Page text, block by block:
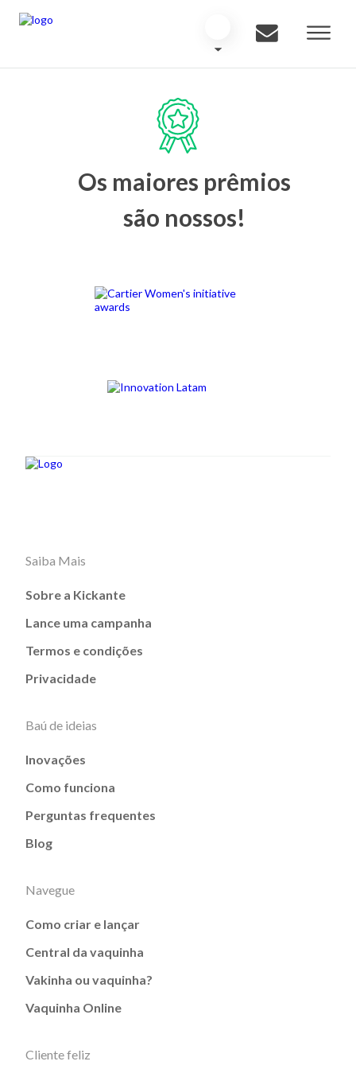
Os maiores prêmios
são nossos!
Saiba Mais
Sobre a Kickante
Lance uma campanha
Termos e condições
Privacidade
Baú de ideias
Inovações
Como funciona
Perguntas frequentes
Blog
Navegue
Como criar e lançar
Central da vaquinha
Vakinha ou vaquinha?
Vaquinha Online
Cliente feliz